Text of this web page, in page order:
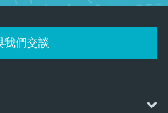
我們交談